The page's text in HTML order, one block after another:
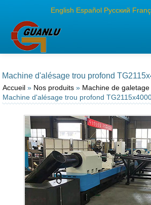
English Español Русский
Machine d'alésage trou profond
Accueil » Nos produits » Machine de
Machine d'alésage trou profond